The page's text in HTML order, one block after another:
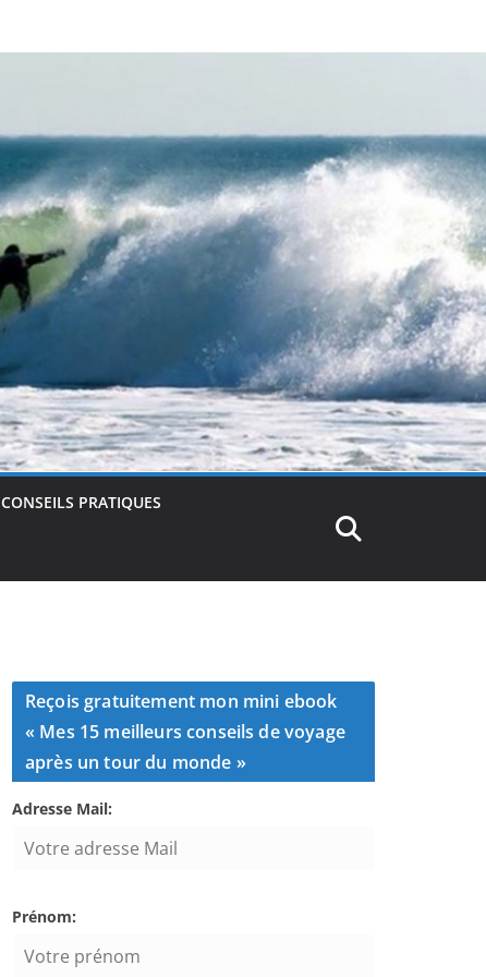
CONSEILS PRATIQUES
Reçois gratuitement mon mini ebook
« Mes 15 meilleurs conseils de voyage
après un tour du monde »
Adresse Mail:
Prénom: